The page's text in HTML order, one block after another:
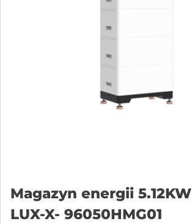
Magazyn energii 5.12KW
LUX-X- 96050HMG01